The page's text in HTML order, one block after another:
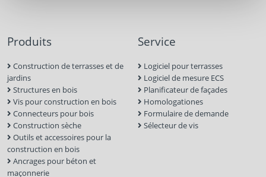
Agréépour le contact avec l‘eau potable (NSF/ANSI
Limited‘utilisation optimale: 12 mois
Couleurde mortier: gris
Produits
Construction de terrasses et de
jardins
Structures en bois
Vis pour construction en bois
Connecteurs pour bois
Construction sèche
Outils et accessoires pour la
construction en bois
Ancrages pour béton et
maçonnerie
Service
Logiciel pour terrasses
Logiciel de mesure ECS
Planificateur de façades
Homologationes
Formulaire de demande
Sélecteur de vis